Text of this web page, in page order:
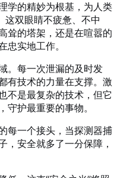
学的精妙为根基，为人类
这双眼睛不疲惫、不中
耸的塔架，还是在喧嚣的
忠实地工作。
。每一次泄漏的及时发
有技术的力量在支撑。激
不是最复杂的技术，但它
守护最重要的事物。
每一个接头，当探测器捕
，安全就多了一分保障，